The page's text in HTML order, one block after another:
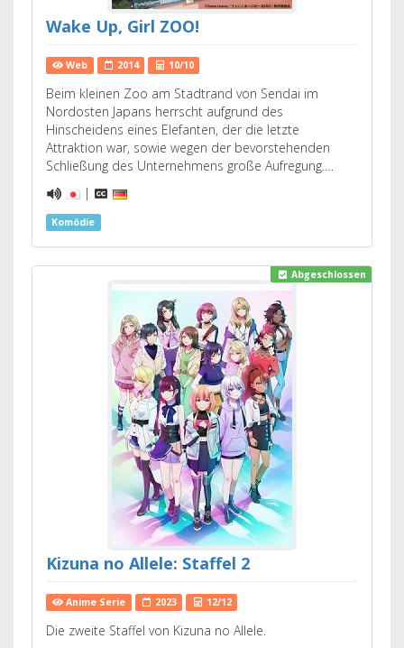
Wake Up, Girl ZOO!
Web 2014 10/10
Beim kleinen Zoo am Stadtrand von Sendai im
Nordosten Japans herrscht aufgrund des
Hinscheidens eines Elefanten, der die letzte
Attraktion war, sowie wegen der bevorstehenden
Schließung des Unternehmens große Aufregung.…
|
Komödie
Abgeschlossen
Kizuna no Allele: Staffel 2
Anime Serie 2023 12/12
Die zweite Staffel von Kizuna no Allele.